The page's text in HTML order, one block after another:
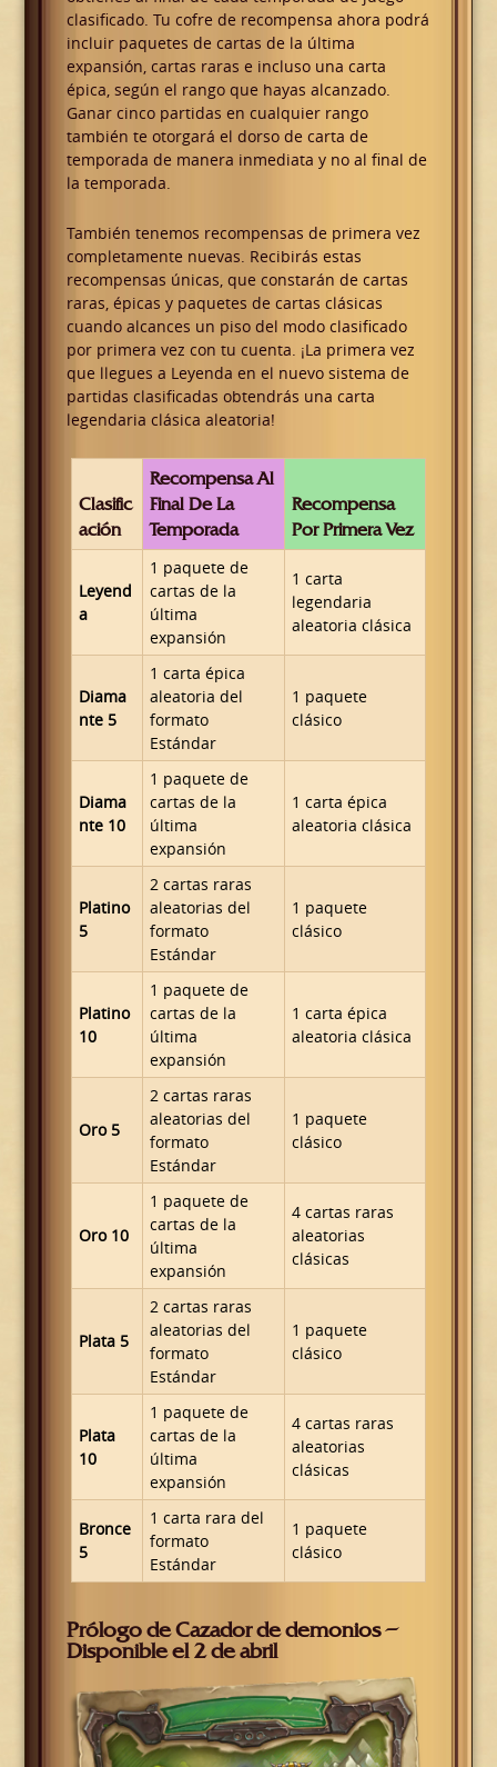
clasificado. Tu cofre de recompensa ahora podrá
incluir paquetes de cartas de la última
expansión, cartas raras e incluso una carta
épica, según el rango que hayas alcanzado.
Ganar cinco partidas en cualquier rango
también te otorgará el dorso de carta de
temporada de manera inmediata y no al final de
la temporada.
También tenemos recompensas de primera vez
completamente nuevas. Recibirás estas
recompensas únicas, que constarán de cartas
raras, épicas y paquetes de cartas clásicas
cuando alcances un piso del modo clasificado
por primera vez con tu cuenta. ¡La primera vez
que llegues a Leyenda en el nuevo sistema de
partidas clasificadas obtendrás una carta
legendaria clásica aleatoria!
Clasific
Ación
Recompensa Al
Final De La
Temporada
Recompensa
Por Primera Vez
Leyend
a
1 paquete de
cartas de la
última
expansión
1 carta
legendaria
aleatoria clásica
Diama
nte 5
1 carta épica
aleatoria del
formato
Estándar
1 paquete
clásico
Diama
nte 10
1 paquete de
cartas de la
última
expansión
1 carta épica
aleatoria clásica
Platino
5
2 cartas raras
aleatorias del
formato
Estándar
1 paquete
clásico
Platino
10
1 paquete de
cartas de la
última
expansión
1 carta épica
aleatoria clásica
Oro 5
2 cartas raras
aleatorias del
formato
Estándar
1 paquete
clásico
Oro 10
1 paquete de
cartas de la
última
expansión
4 cartas raras
aleatorias
clásicas
Plata 5
2 cartas raras
aleatorias del
formato
Estándar
1 paquete
clásico
Plata
10
1 paquete de
cartas de la
última
expansión
4 cartas raras
aleatorias
clásicas
Bronce
5
1 carta rara del
formato
Estándar
1 paquete
clásico
Prólogo de Cazador de demonios –
Disponible el 2 de abril